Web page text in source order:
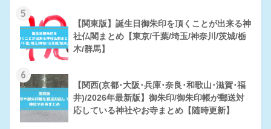
5
【関東版】誕生日御朱印を頂くことが出来る神
社仏閣まとめ【東京/千葉/埼玉/神奈川/茨城/栃
木/群馬】
6
【関西(京都･大阪･兵庫･奈良･和歌山･滋賀･福
井)/2026年最新版】御朱印/御朱印帳が郵送対
応している神社やお寺まとめ【随時更新】